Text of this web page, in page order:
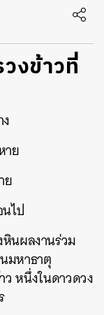
งข้าวที่
าย
ย
ไป
นผลงานร่วม
มหาธาตุ
ว หนึ่งในดาวดวง